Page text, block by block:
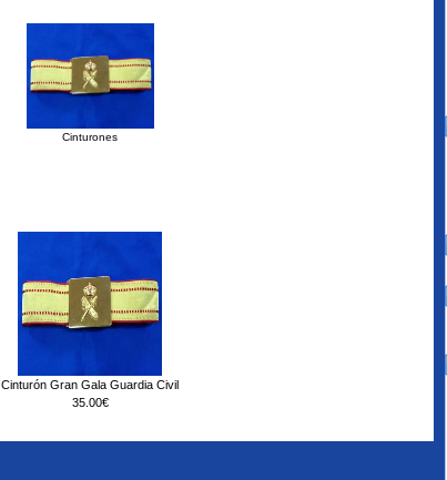
Cinturones
Cinturón Gran Gala Guardia Civil
35.00€